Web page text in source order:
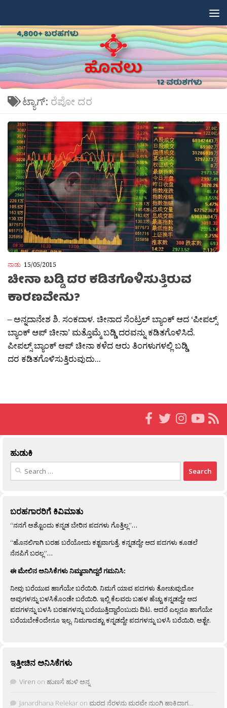
ಟ್ಯಾಗ್: ರೆಪೋ ದರ
ನಾಡು 15/05/2015
ಚೀನಾ ಬಡ್ಡಿ ದರ ಕಡಿತಗೊಳಿಸುತ್ತಿರುವ
ಕಾರಣವೇನು?
– ಅನ್ನದಾನೇಶ ಶಿ. ಸಂಕದಾಳ. ಚೀನಾದ ಸೆಂಟ್ರಲ್ ಬ್ಯಾಂಕ್ ಆದ ‘ಪೀಪಲ್ಸ್
ಬ್ಯಾಂಕ್ ಆಪ್ ಚೀನಾ’ ಮತ್ತೊಮ್ಮೆ ಬಡ್ಡಿ ದರವನ್ನು ಕಡಿತಗೊಳಿಸಿದೆ.
ಪೀಪಲ್ಸ್ ಬ್ಯಾಂಕ್ ಆಪ್ ಚೀನಾ ಕಳೆದ ಆರು ತಿಂಗಳುಗಳಲ್ಲಿ ಬಡ್ಡಿ
ದರ ಕಡಿತಗೊಳಿಸುತ್ತಿರುವುದು...
ಹುಡುಕಿ
Search
ಬರಹಗಾರರಿಗೆ ಕಿವಿಮಾತು
“ನನಗೆ ಅಶ್ಟೊಂದು ಕನ್ನಡ ಬೇರಿನ ಪದಗಳು ಗೊತ್ತಿಲ್ಲ”…
“ಹೊನಲಿಗಾಗಿ ಬರಹ ಬರೆಯೋದು ಕಶ್ಟವಾಗುತ್ತೆ. ಕನ್ನಡದ್ದೇ ಆದ ಪದಗಳು ಕೂಡಲೆ
ನೆನಪಿಗೆ ಬರಲ್ಲ”…
ಈ ಮೇಲಿನ ಅನಿಸಿಕೆಗಳು ನಿಮ್ಮದಾಗಿದ್ದರೆ ಗಮನಿಸಿ:
ನೀವು ಬರೆಯುವ ಹಾಗೆಯೇ ಬರೆಯಿರಿ. ನಿಮಗೆ ಯಾವ ಪದಗಳು ತೋಚುವುದೋ
ಅವುಗಳನ್ನು ಬಳಸಿಕೊಂಡೇ ಬರೆಯಿರಿ. ಇಲ್ಲಿ ಕೆಲವರು ಬಹಳ ಹೆಚ್ಚು ಕನ್ನಡದ್ದೇ ಆದ
ಪದಗಳನ್ನು ಬಳಸಿ ಬರಹಗಳನ್ನು ಬರೆಯುತ್ತಿದ್ದಾರೆಂಬುದು ದಿಟ. ಆದರೆ ಎಲ್ಲರೂ ಹಾಗೆಯೇ
ಬರೆಯಬೇಕೆಂದೇನೂ ಇಲ್ಲ. ನಿಮಗಾದಶ್ಟು ಕನ್ನಡದ್ದೇ ಪದಗಳನ್ನು ಬಳಸಿ ಬರೆಯಿರಿ, ಅಶ್ಟೇ.
ಇತ್ತೀಚಿನ ಅನಿಸಿಕೆಗಳು
Viren on ಹುಣಸೆ ಹುಳಿ ಅನ್ನ
Janardhana Relekar on ಮರದ ನೆರಳನು ಮರವೇ ನುಂಗಿ ಹಾಕಿದಾಗ…